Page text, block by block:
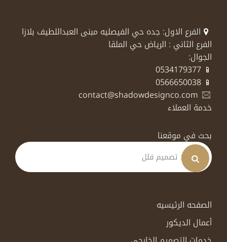
الفرع الاول: جده حي الفيصليه مبنى العبداللطيف بلازا
الفرع الثاني : الرياض حي الملقا
الجوال:
📱 0534179377
📱 0566650038
خدمة العملاء
بحث في موقعنا
الصفحه الرئيسيه
أعمال الديكور